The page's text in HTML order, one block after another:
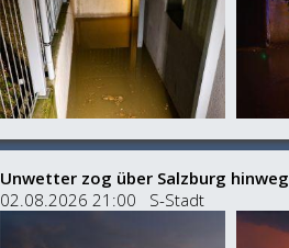
Unwetter zog über Salzburg hinweg
02.08.2026 21:00 S-Stadt